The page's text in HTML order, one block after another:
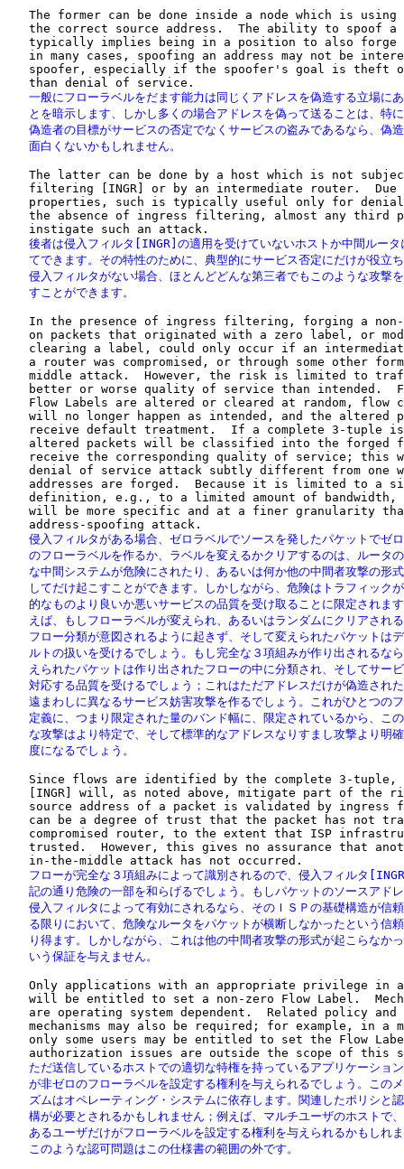
The former can be done inside a node which is using
the correct source address.  The ability to spoof a
typically implies being in a position to also forge
in many cases, spoofing an address may not be
spoofer, especially if the spoofer's goal is theft
一般にフローラベルをだます能力は同じくアドレスを偽造する立場に
とを暗示します、しかし多くの場合アドレスを偽って送ることは、特
偽造者の目標がサービスの否定でなくサービスの盗みであるなら、偽
   面白くないかもしれません。
The latter can be done by a host which is not
filtering [INGR] or by an intermediate router.  Due
properties, such is typically useful only for
the absence of ingress filtering, almost any third
後者は侵入フィルタ[INGR]の適用を受けていないホストか中間ルータ
てできます。その特性のために、典型的にサービス否定にだけが役立
侵入フィルタがない場合、ほとんどどんな第三者でもこのような攻撃
   すことができます。
In the presence of ingress filtering, forging a
on packets that originated with a zero label, or
clearing a label, could only occur if an
a router was compromised, or through some other
middle attack.  However, the risk is limited to
better or worse quality of service than intended.
Flow Labels are altered or cleared at random, flow
will no longer happen as intended, and the altered
receive default treatment.  If a complete 3-tuple
altered packets will be classified into the forged
receive the corresponding quality of service; this
denial of service attack subtly different from one
addresses are forged.  Because it is limited to a
definition, e.g., to a limited amount of bandwidth,
will be more specific and at a finer granularity
侵入フィルタがある場合、ゼロラベルでソースを発したパケットでゼ
のフローラベルを作るか、ラベルを変えるかクリアするのは、ルータ
な中間システムが危険にされたり、あるいは何か他の中間者攻撃の形
してだけ起こすことができます。しかしながら、危険はトラフィック
的なものより良いか悪いサービスの品質を受け取ることに限定されま
えば、もしフローラベルが変えられ、あるいはランダムにクリアされ
フロー分類が意図されるように起きず、そして変えられたパケットは
ルトの扱いを受けるでしょう。もし完全な３項組みが作り出されるな
えられたパケットは作り出されたフローの中に分類され、そしてサー
対応する品質を受けるでしょう；これはただアドレスだけが偽造され
遠まわしに異なるサービス妨害攻撃を作るでしょう。これがひとつの
定義に、つまり限定された量のバンド幅に、限定されているから、こ
な攻撃はより特定で、そして標準的なアドレスなりすまし攻撃より明
   度になるでしょう。
Since flows are identified by the complete 3-tuple,
[INGR] will, as noted above, mitigate part of the
source address of a packet is validated by ingress
can be a degree of trust that the packet has not
compromised router, to the extent that ISP
trusted.  However, this gives no assurance that
フローが完全な３項組みによって識別されるので、侵入フィルタ
記の通り危険の一部を和らげるでしょう。もしパケットのソースアド
侵入フィルタによって有効にされるなら、そのＩＳＰの基礎構造が信
る限りにおいて、危険なルータをパケットが横断しなかったという信
り得ます。しかしながら、これは他の中間者攻撃の形式が起こらなか
   いう保証を与えません。
Only applications with an appropriate privilege in
will be entitled to set a non-zero Flow Label.
are operating system dependent.  Related policy and
mechanisms may also be required; for example, in a
only some users may be entitled to set the Flow
ただ送信しているホストでの適切な特権を持っているアプリケーショ
が非ゼロのフローラベルを設定する権利を与えられるでしょう。この
ズムはオペレーティング・システムに依存します。関連したポリシと
構が必要とされるかもしれません；例えば、マルチユーザのホストで
あるユーザだけがフローラベルを設定する権利を与えられるかもしれ
   このような認可問題はこの仕様書の範囲の外です。